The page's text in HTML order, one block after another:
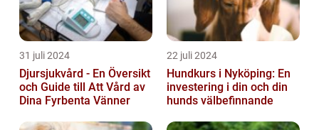
31 juli 2024
Djursjukvård - En Översikt
och Guide till Att Vård av
Dina Fyrbenta Vänner
22 juli 2024
Hundkurs i Nyköping: En
investering i din och din
hunds välbefinnande